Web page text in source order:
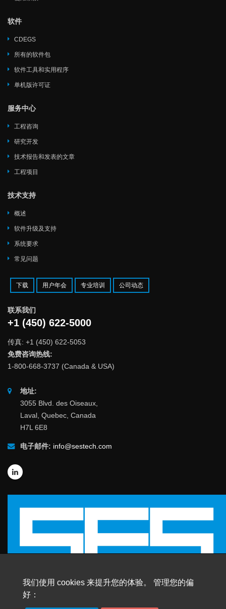
软件
CDEGS
所有的软件包
软件工具和实用程序
单机版许可证
服务中心
工程咨询
研究开发
技术报告和发表的文章
工程项目
技术支持
概述
软件升级及支持
系统要求
常见问题
下载 用户年会 专业培训 公司动态
联系我们
+1 (450) 622-5000
传真: +1 (450) 622-5053
免费咨询热线:
1-800-668-3737 (Canada & USA)
地址:
3055 Blvd. des Oiseaux,
Laval, Quebec, Canada
H7L 6E8
电子邮件: info@sestech.com
我们使用 cookies 来提升您的体验。 管理您的偏
好：